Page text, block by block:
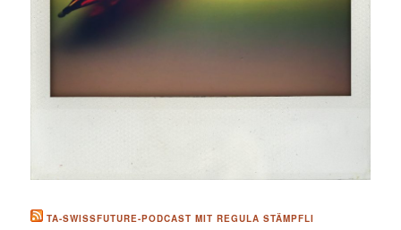
TA-SWISSFUTURE-PODCAST MIT REGULA STÄMPFLI